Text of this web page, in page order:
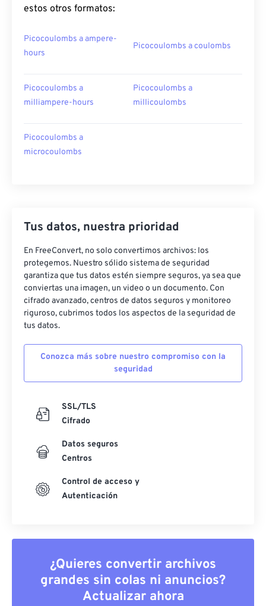
estos otros formatos:
Picocoulombs a ampere-
hours
Picocoulombs a coulombs
Picocoulombs a
milliampere-hours
Picocoulombs a
millicoulombs
Picocoulombs a
microcoulombs
Tus datos, nuestra prioridad
En FreeConvert, no solo convertimos archivos: los
protegemos. Nuestro sólido sistema de seguridad
garantiza que tus datos estén siempre seguros, ya sea que
conviertas una imagen, un video o un documento. Con
cifrado avanzado, centros de datos seguros y monitoreo
riguroso, cubrimos todos los aspectos de la seguridad de
tus datos.
Conozca más sobre nuestro compromiso con la
seguridad
SSL/TLS
Cifrado
Datos seguros
Centros
Control de acceso y
Autenticación
¿Quieres convertir archivos
grandes sin colas ni anuncios?
Actualizar ahora